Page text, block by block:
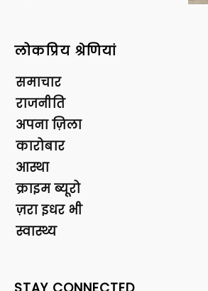
लोकप्रिय श्रेणियां
समाचार
राजनीति
अपना ज़िला
कारोबार
आस्था
क्राइम ब्यूरो
ज़रा इधर भी
स्वास्थ्य